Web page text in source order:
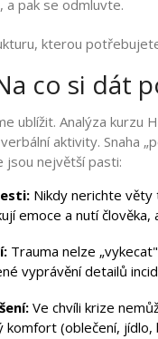
a pak se odmluvte.
kterou
co si dát
ublížit. Analýza kurzu
aktivity. Snaha
jsou největší pasti:
Nikdy nerichte věty
emoce a nutí člověka,
Trauma nelze
vyprávění detailů
Ve chvíli krize
komfort (oblečení, jídlo,